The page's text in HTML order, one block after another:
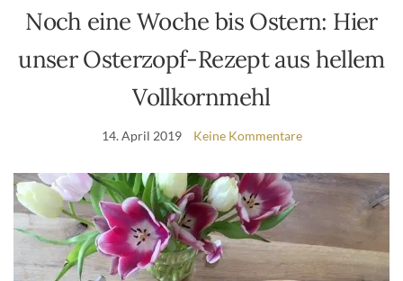
Noch eine Woche bis Ostern: Hier
unser Osterzopf-Rezept aus hellem
Vollkornmehl
14. April 2019 Keine Kommentare